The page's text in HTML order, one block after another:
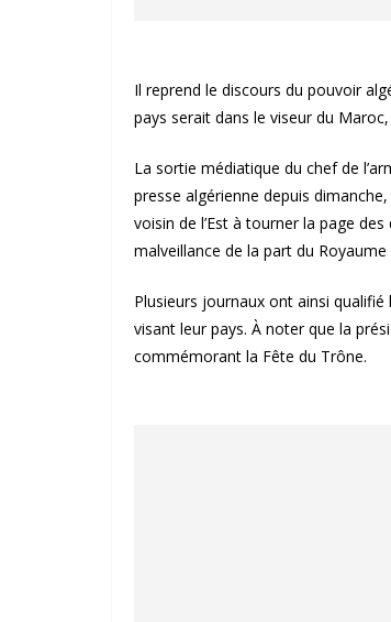
Il reprend le discours du pouvoir
pays serait dans le viseur du Maroc,
La sortie médiatique du chef de
presse algérienne depuis
voisin de l’Est à tourner la page
malveillance de la part du
Plusieurs journaux ont ainsi
visant leur pays. À noter que la
commémorant la Fête du Trône.